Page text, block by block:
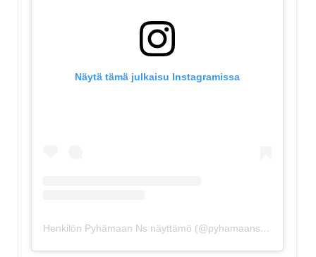
Näytä tämä julkaisu Instagramissa
Henkilön Pyhämaan Ns näyttämö (@pyhamaansuviteatteri) jakama julkaisu